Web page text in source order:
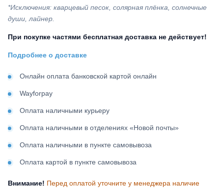
*Исключения: кварцевый песок, солярная плёнка, солнечные
души, лайнер.
При покупке частями бесплатная доставка не действует!
Подробнее о доставке
Онлайн оплата банковской картой онлайн
Wayforpay
Оплата наличными курьеру
Оплата наличными в отделениях «Новой почты»
Оплата наличными в пункте самовывоза
Оплата картой в пункте самовывоза
Внимание! Перед оплатой уточните у менеджера наличие